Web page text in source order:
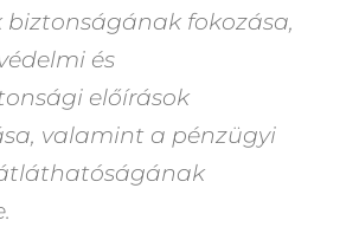
biztonságának fokozása,
és
előírások
valamint a pénzügyi